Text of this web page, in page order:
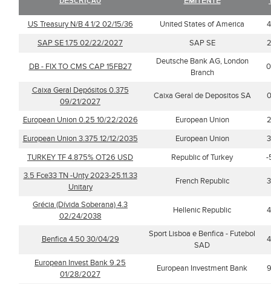
US Treasury N/B 4 1/2 02/15/36 United States of America
SAP SE 1.75 02/22/2027
SAP SE
DB - FIX TO CMS CAP 15FB27
Deutsche Bank AG, London
Branch
Caixa Geral Depósitos 0.375
09/21/2027
Caixa Geral de Depositos SA
European Union 0.25 10/22/2026 European Union
European Union 3.375 12/12/2035
European Union
TURKEY TF 4.875% OT26 USD
Republic of Turkey
-
3.5 Fce33 TN -Unty 2023-25.11.33
Unitary
French Republic
Grécia (Dívida Soberana) 4.3
02/24/2038
Hellenic Republic
Benfica 4.50 30/04/29
Sport Lisboa e Benfica - Futebol
SAD
European Invest Bank 9.25
01/28/2027
European Investment Bank